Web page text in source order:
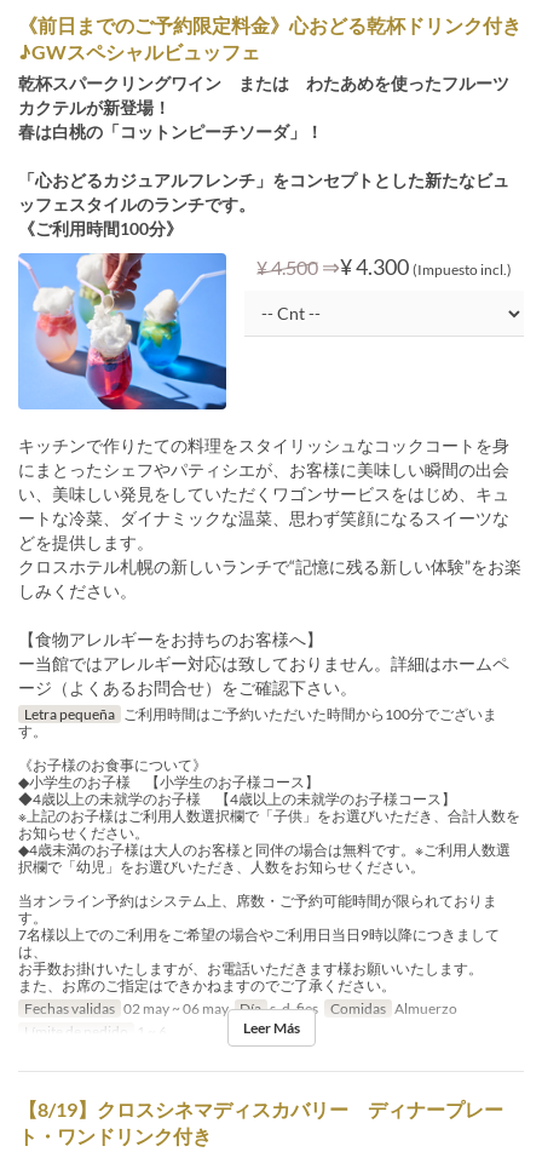
《前日までのご予約限定料金》心おどる乾杯ドリンク付き
♪GWスペシャルビュッフェ
乾杯スパークリングワイン または わたあめを使ったフルーツ
カクテルが新登場！
春は白桃の「コットンピーチソーダ」！
「心おどるカジュアルフレンチ」をコンセプトとした新たなビュ
ッフェスタイルのランチです。
《ご利用時間100分》
¥ 4.500 ⇒¥ 4.300 (Impuesto incl.)
キッチンで作りたての料理をスタイリッシュなコックコートを身
にまとったシェフやパティシエが、お客様に美味しい瞬間の出会
い、美味しい発見をしていただくワゴンサービスをはじめ、キュ
ートな冷菜、ダイナミックな温菜、思わず笑顔になるスイーツな
どを提供します。
クロスホテル札幌の新しいランチで“記憶に残る新しい体験”をお楽
しみください。
【食物アレルギーをお持ちのお客様へ】
ー当館ではアレルギー対応は致しておりません。詳細はホームペ
ージ（よくあるお問合せ）をご確認下さい。
Letra pequeña
ご利用時間はご予約いただいた時間から100分でございま
す。
《お子様のお食事について》
◆小学生のお子様 【小学生のお子様コース】
◆4歳以上の未就学のお子様 【4歳以上の未就学のお子様コース】
※上記のお子様はご利用人数選択欄で「子供」をお選びいただき、合計人数を
お知らせください。
◆4歳未満のお子様は大人のお客様と同伴の場合は無料です。※ご利用人数選
択欄で「幼児」をお選びいただき、人数をお知らせください。
当オンライン予約はシステム上、席数・ご予約可能時間が限られておりま
す。
7名様以上でのご利用をご希望の場合やご利用日当日9時以降につきまして
は、
お手数お掛けいたしますが、お電話いただきます様お願いいたします。
また、お席のご指定はできかねますのでご了承ください。
Fechas validas 02 may ~ 06 may Día s, d, fies Comidas Almuerzo
Límite de pedido
1 ~ 6 Leer Más
【8/19】クロスシネマディスカバリー ディナープレー
ト・ワンドリンク付き